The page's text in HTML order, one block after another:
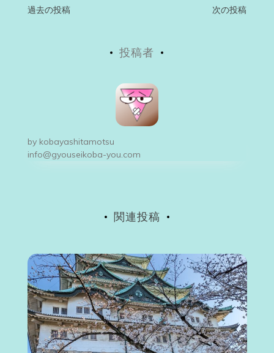
投
ー
シ
過去の投稿 次の投稿
投稿者
by kobayashitamotsu
info@gyouseikoba-you.com
関連投稿